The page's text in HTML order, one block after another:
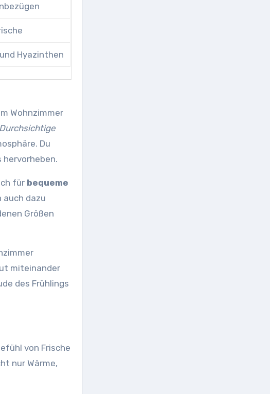
Hyazinthen
Wohnzimmer
Durchsichtige
Du
für bequeme
auch dazu
Größen
miteinander
des Frühlings
von Frische
nur Wärme,